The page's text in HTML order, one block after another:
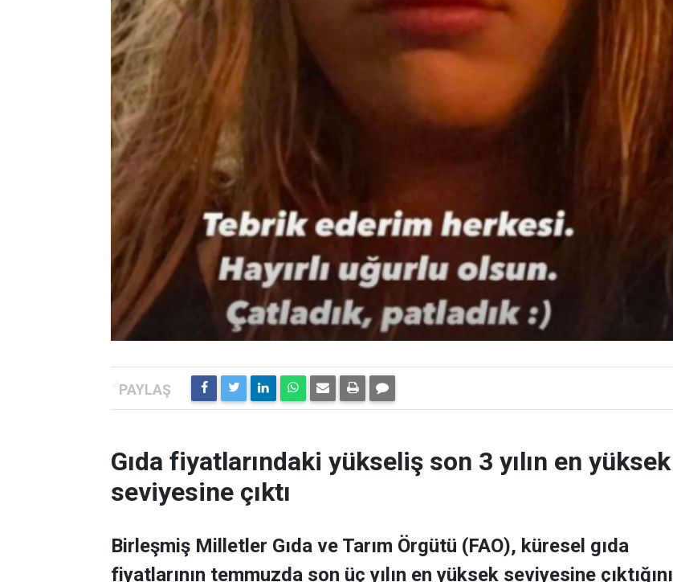
Gıda fiyatlarındaki yükseliş son 3 yılın en yüksek
seviyesine çıktı
Birleşmiş Milletler Gıda ve Tarım Örgütü (FAO), küresel gıda
fiyatlarının temmuzda son üç yılın en yüksek seviyesine çıktığını